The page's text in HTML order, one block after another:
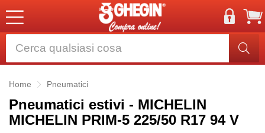
Home Pneumatici
Pneumatici estivi - MICHELIN
MICHELIN PRIM-5 225/50 R17 94 V